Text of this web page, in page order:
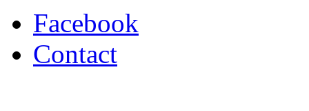
Facebook
Contact